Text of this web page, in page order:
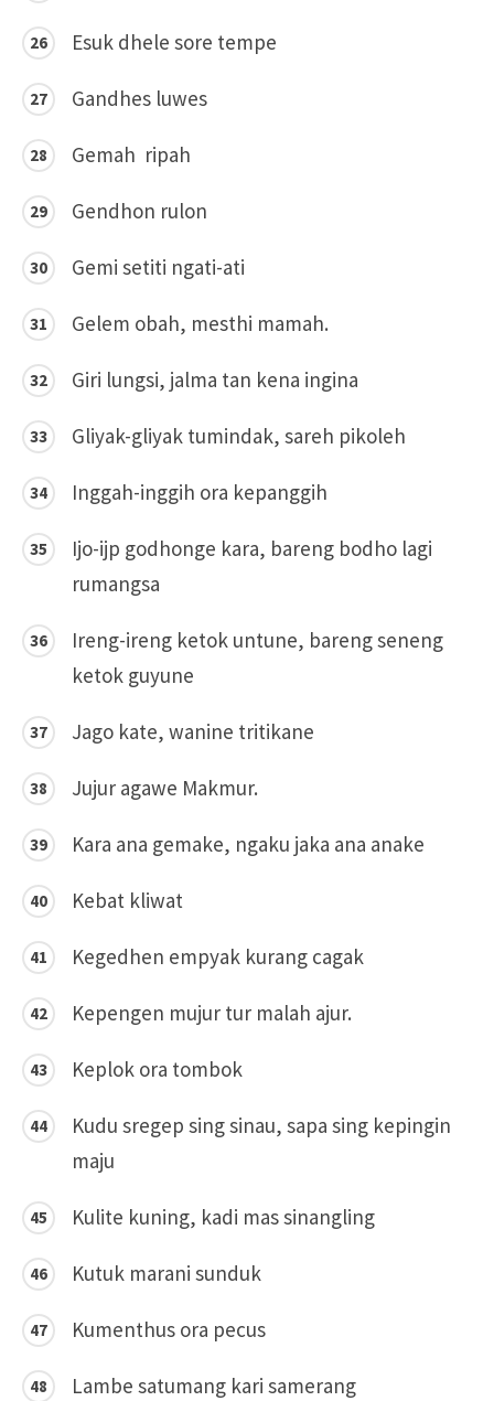
Esuk dhele sore tempe
Gandhes luwes
Gemah ripah
Gendhon rulon
Gemi setiti ngati-ati
Gelem obah, mesthi mamah.
Giri lungsi, jalma tan kena ingina
Gliyak-gliyak tumindak, sareh pikoleh
Inggah-inggih ora kepanggih
Ijo-ijp godhonge kara, bareng bodho lagi
rumangsa
Ireng-ireng ketok untune, bareng seneng
ketok guyune
Jago kate, wanine tritikane
Jujur agawe Makmur.
Kara ana gemake, ngaku jaka ana anake
Kebat kliwat
Kegedhen empyak kurang cagak
Kepengen mujur tur malah ajur.
Keplok ora tombok
Kudu sregep sing sinau, sapa sing kepingin
maju
Kulite kuning, kadi mas sinangling
Kutuk marani sunduk
Kumenthus ora pecus
Lambe satumang kari samerang